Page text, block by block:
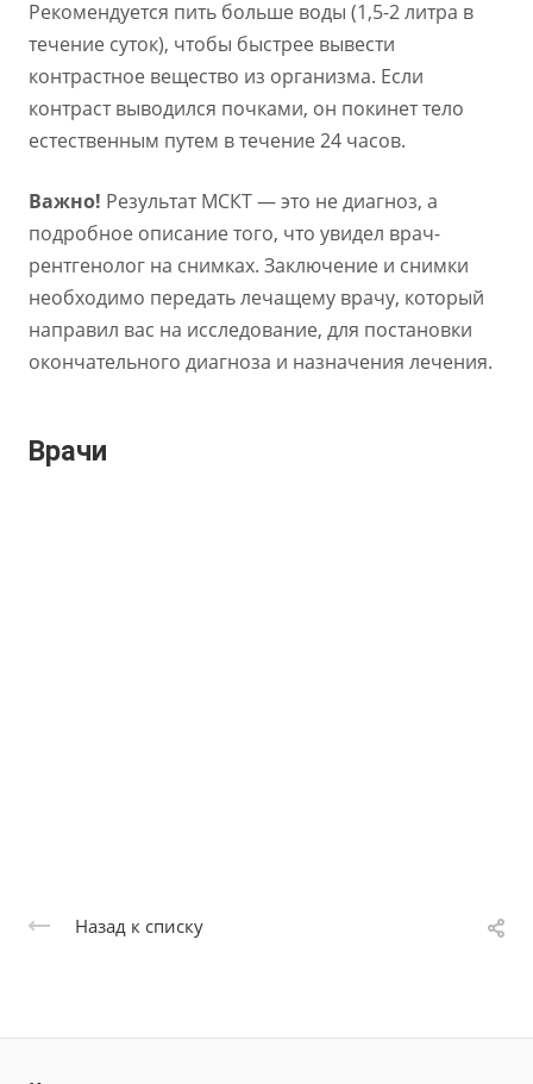
Рекомендуется пить больше воды (1,5-2 литра в
течение суток), чтобы быстрее вывести
контрастное вещество из организма. Если
контраст выводился почками, он покинет тело
естественным путем в течение 24 часов.
Важно! Результат МСКТ — это не диагноз, а
подробное описание того, что увидел врач-
рентгенолог на снимках. Заключение и снимки
необходимо передать лечащему врачу, который
направил вас на исследование, для постановки
окончательного диагноза и назначения лечения.
Врачи
Назад к списку